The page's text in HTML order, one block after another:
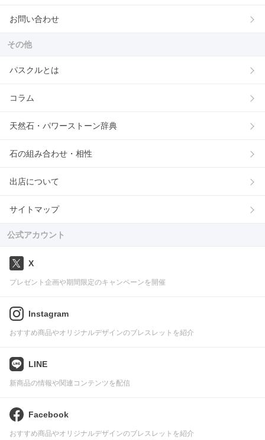
お問い合わせ
その他
パスクルとは
コラム
天然石・パワーストーン辞典
石の組み合わせ・相性
出店について
サイトマップ
公式アカウント
X
プレゼント企画や期間限定のキャンペーンを開催
Instagram
おすすめ商品やオリジナルデザインのブレスレットを紹介
LINE
新商品の情報や関連コンテンツを配信
Facebook
おすすめ商品やオリジナルデザインのブレスレットを紹介